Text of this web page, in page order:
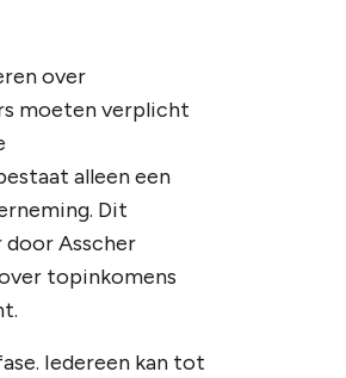
over
moeten verplicht
alleen een
Dit
door Asscher
topinkomens
Iedereen kan tot